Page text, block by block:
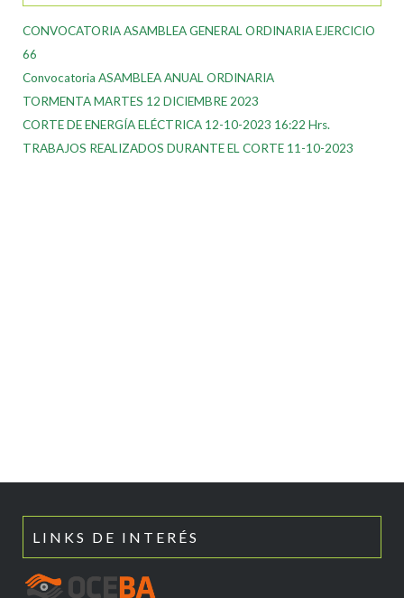
CONVOCATORIA ASAMBLEA GENERAL ORDINARIA EJERCICIO
66
Convocatoria ASAMBLEA ANUAL ORDINARIA
TORMENTA MARTES 12 DICIEMBRE 2023
CORTE DE ENERGÍA ELÉCTRICA 12-10-2023 16:22 Hrs.
TRABAJOS REALIZADOS DURANTE EL CORTE 11-10-2023
LINKS DE INTERÉS